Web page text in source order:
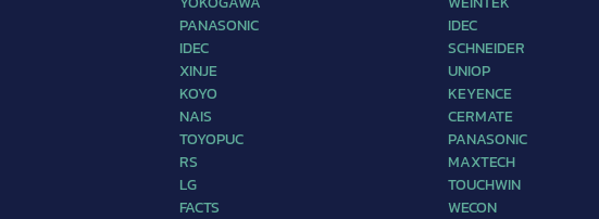
PANASONIC
IDEC
XINJE
KOYO
NAIS
TOYOPUC
RS
LG
FACTS
IDEC
SCHNEIDER
UNIOP
KEYENCE
CERMATE
PANASONIC
MAXTECH
TOUCHWIN
WECON